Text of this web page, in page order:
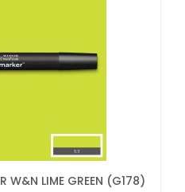
W&N LIME GREEN (G178)